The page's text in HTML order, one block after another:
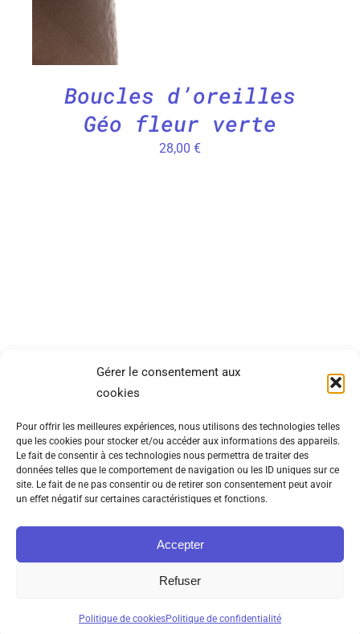
Gérer le consentement aux
cookies
Pour offrir les meilleures expériences, nous utilisons des technologies telles
que les cookies pour stocker et/ou accéder aux informations des appareils.
Le fait de consentir à ces technologies nous permettra de traiter des
données telles que le comportement de navigation ou les ID uniques sur ce
site. Le fait de ne pas consentir ou de retirer son consentement peut avoir
un effet négatif sur certaines caractéristiques et fonctions.
Accepter
Refuser
Politique de cookiesPolitique de confidentialité
Boucles d’oreilles
Géo fleur verte
28,00 €
Lookbook
À propos
Contact
INFORMATIONS
CGV
Mentions
légales
Politique de
cookies (UE)
confidentialité
© 2026 Sosho Studio. All rights reserved. Bisous :)